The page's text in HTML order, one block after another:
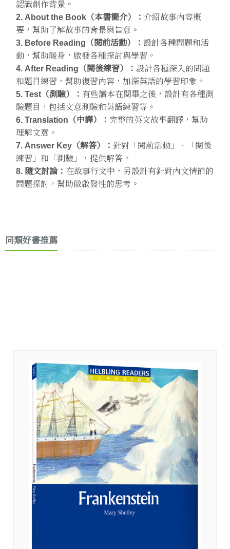
認識創作背景。
2. About the Book（本書簡介）： 介紹故事內容概
要，幫助了解故事的背景與旨意。
3. Before Reading（閱前活動）： 設計各種問題和活
動，幫助暖身，啟發各種探討與學習。
4. After Reading（閱後練習）： 設計各種深入的問題
和題目練習，幫助復習內容，加深英語的學習印象。
5. Test（測驗）： 有些讀本在閱畢之後，設計有各種測
驗題目，包括文意測驗和英語練習等。
6. Translation（中譯）： 完整的英文故事翻譯，幫助
理解文意。
7. Answer Key（解答）： 針對「閱前活動」、「閱後
練習」和「測驗」，提供解答。
8. 隨文討論： 在故事行文中，另設計有針對內文情節的
問題探討，幫助做啟發性的思考。
同類好書推薦